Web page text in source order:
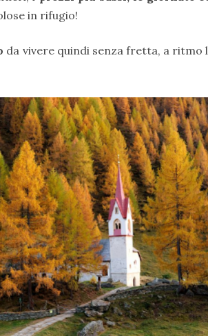
in rifugio!
da vivere quindi senza fretta, a